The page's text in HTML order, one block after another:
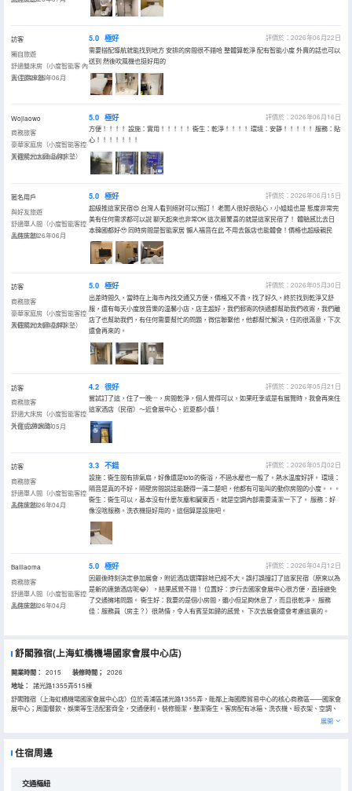
訪客
獨自旅遊
舒適雙床房（小度智能客·內
窗·品牌床墊）
入住於2026年06月
5.0 極好
評價於：2026年06月22日
需要搭配導航就能找到地方 安排的房間很不錯哈 整體算乾淨 配有智能小度 外賣的話也可以
送到 然後吹風機也挺好用的
Wojiaowo
商務旅客
豪華家庭房（小度智能客控·
景觀陽光大窗·品牌床墊）
入住於2026年06月
5.0 極好
評價於：2026年06月16日
方便！！！！ 設施：實用！！！！！ 衞生：乾淨！！！！ 環境：安靜！！！！！ 服務：貼
心！！！！！！！
匿名用戶
與好友旅遊
舒適單人間（小度智能客控·
品牌床墊）
入住於2026年06月
5.0 極好
評價於：2026年06月15日
超級推這家民宿😍 台灣人看到絕對可以預訂！ 老闆人很好很貼心，小姐姐也是 態度非常完
美有任何需求都可以說 聊天起來也非常OK 這次最驚喜的就是這家民宿了！ 體驗感比去日
本韓國都好🥹 同時房間是智能家居 懶人福音在此 不用去飯店也能體會！價格也超級親民
訪客
商務旅客
豪華家庭房（小度智能客控·
景觀陽光大窗·品牌床墊）
入住於2026年05月
5.0 極好
評價於：2026年05月30日
出差時間久，當時在上海市內找交通又方便，價格又不貴，找了好久，終於找到乾淨又舒
服，還有每天小度放音樂的温馨小店，店主超好，我們郵寄的快遞都幫助我們收寄，我們離
店了也幫助我們，有任何需要幫忙的問題，微信聯繫他，他都幫忙解決，住的很滿意，下次
還會再來的。
訪客
商務旅客
舒適大床房（小度智能客控·
外窗·品牌床墊）
入住於2026年05月
4.2 很好
評價於：2026年05月21日
嘗試訂了這，住了一晚⋯，房間乾淨，個人覺得可以，如果旺季或是有展覽時，我會再來住
這家酒店（民宿）～近會展中心、近夏都小鎮！
訪客
商務旅客
舒適單人間（小度智能客控·
品牌床墊）
入住於2026年04月
3.3 不錯
評價於：2026年05月02日
設施：衞生間有排氣扇，好像還是toto的衞浴，不過水壓也一般了。熱水温度好評。 環境：
隔音是真的不好，隔壁房間説話能聽得一清二楚吧，他都有可能叫的動你房間的小度。。。
衞生：衞生可以，基本沒有什麼灰塵和臟東西。就是空調內部需要清潔一下了。 服務：好
像沒啥服務。洗衣機挺好用的。這個算是設施吧。
Balilaoma
商務旅客
舒適單人間（小度智能客控·
品牌床墊）
入住於2026年04月
5.0 極好
評價於：2026年04月12日
因最後時刻決定參加展會，附近酒店選擇餘地已經不大。誤打誤撞訂了這家民宿（原來以為
是新的連鎖酒店呢😂），結果感覺不錯！ 位置好：步行去國家會展中心很方便，直接避免
了交通擁堵問題。 衞生好：我要的是個小房間，雖小但足夠休息了，而且很乾凈。 服務
佳：服務員（房主？）很熱情，令人有賓至如歸的感覺。 下次去展會還會考慮這裏的。
舒閣雅宿(上海虹橋機場國家會展中心店)
開業時間： 2015 装修時間； 2026
地址：
諸光路1355弄515棟
舒閣雅宿（上海虹橋機場國家會展中心店）位於青浦區諸光路1355弄，毗鄰上海國際貿易中心的核心商務區——國家會
展中心；周圍餐飲、娛樂等生活配套齊全，交通便利。裝修簡潔，整潔衞生。客房配有冰箱、洗衣機、晾衣架、空調、
電飯煲、電水壺、廚具、24小時熱水、吹風機、電視、寬帶上網等。同時，公寓內24小時安保，為賓客提供便捷、安心
展開
住宿周邊
交通樞紐